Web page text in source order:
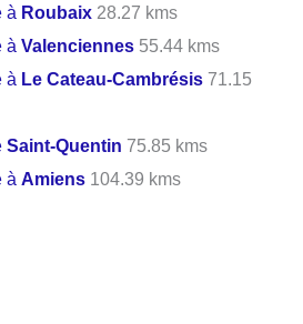
à Roubaix 28.27 kms
àValenciennes 55.44 kms
à Le Cateau-Cambrésis 71.15
Saint-Quentin 75.85 kms
àAmiens 104.39 kms